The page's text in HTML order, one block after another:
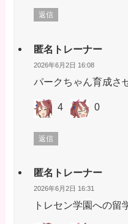
返信
匿名トレーナー
2026年6月2日 16:08
パークちゃん育成さ
4 0
返信
匿名トレーナー
2026年6月2日 16:31
トレセン学園への留